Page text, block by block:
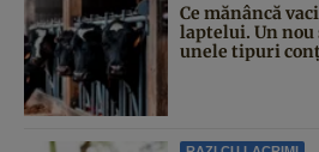
Ce mănâncă
laptelui. Un nou
unele tipuri